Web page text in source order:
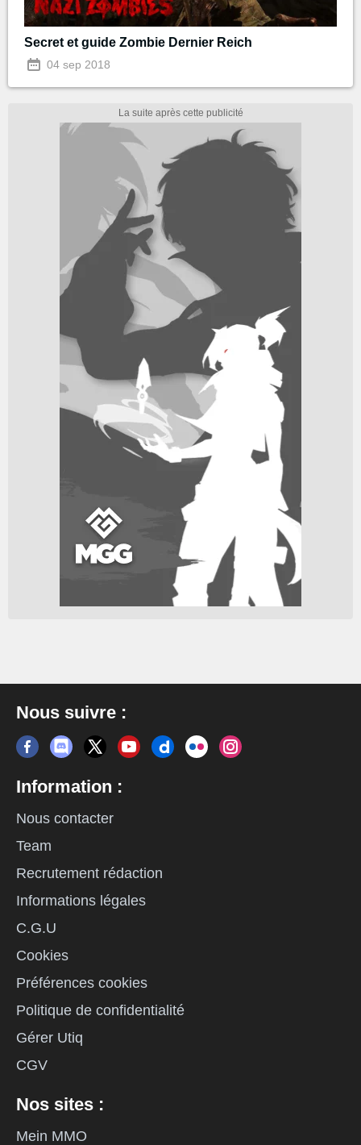
Secret et guide Zombie Dernier Reich
04 sep 2018
Nous suivre :
Information :
Nous contacter
Team
Recrutement rédaction
Informations légales
C.G.U
Cookies
Préférences cookies
Politique de confidentialité
Gérer Utiq
CGV
Nos sites :
Mein MMO